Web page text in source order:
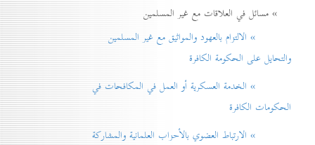
» مسائل في العلاقات مع غير المسلمين
» الالتزام بالعهود والمواثيق مع غير المسلمين
والتحايل على الحكومة الكافرة
» الخدمة العسكرية أو العمل في المكافحات في
الحكومات الكافرة
» الارتباط العضوي بالأحزاب العلمانية والمشاركة